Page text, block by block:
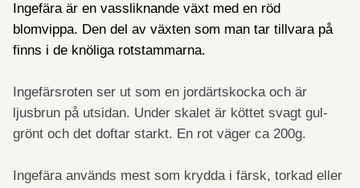
Ingefära är en vassliknande växt med en röd
blomvippa. Den del av växten som man tar tillvara på
finns i de knöliga rotstammarna.
Inge­färsroten ser ut som en jordärtskocka och är
ljusbrun på utsidan. Un­der skalet är köttet svagt gul-
grönt och det doftar starkt. En rot väger ca 200g.
Ingefära används mest som krydda i färsk, torkad eller